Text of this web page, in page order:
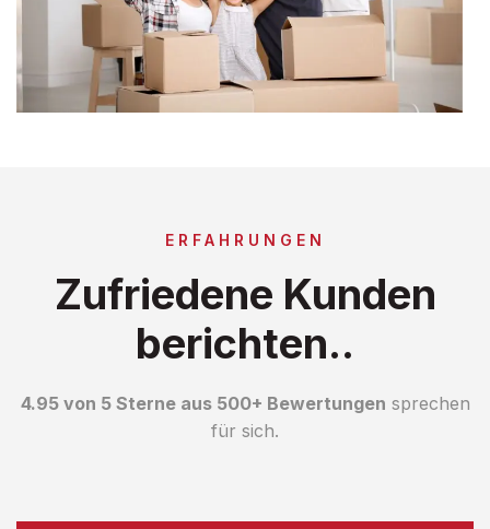
ERFAHRUNGEN
Zufriedene Kunden
berichten..
4.95 von 5 Sterne aus 500+ Bewertungen sprechen
für sich.